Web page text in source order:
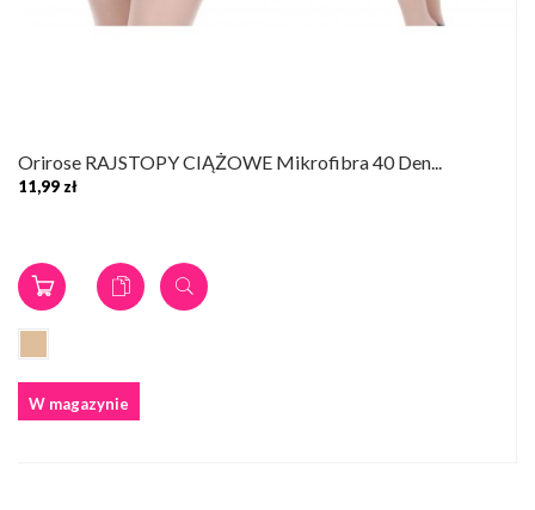
Orirose RAJSTOPY CIĄŻOWE Mikrofibra 40 Den...
11,99 zł
W magazynie